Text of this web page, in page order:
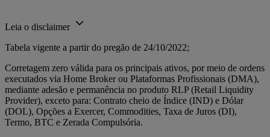
Leia o disclaimer
Tabela vigente a partir do pregão de 24/10/2022;
Corretagem zero válida para os principais ativos, por meio de ordens
executados via Home Broker ou Plataformas Profissionais (DMA),
mediante adesão e permanência no produto RLP (Retail Liquidity
Provider), exceto para: Contrato cheio de Índice (IND) e Dólar
(DOL), Opções a Exercer, Commodities, Taxa de Juros (DI),
Termo, BTC e Zerada Compulsória.